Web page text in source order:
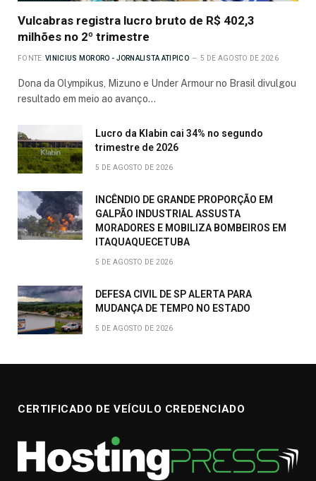
Vulcabras registra lucro bruto de R$ 402,3
milhões no 2º trimestre
FONTE: VINICIUS MORORO - JORNALISTA ATIPICO 5 DE AGOSTO DE 2026
Dona da Olympikus, Mizuno e Under Armour no Brasil divulgou
resultado em meio ao avanço…
Lucro da Klabin cai 34% no segundo
trimestre de 2026
5 DE AGOSTO DE 2026
INCÊNDIO DE GRANDE PROPORÇÃO EM
GALPÃO INDUSTRIAL ASSUSTA
MORADORES E MOBILIZA BOMBEIROS EM
ITAQUAQUECETUBA
5 DE AGOSTO DE 2026
DEFESA CIVIL DE SP ALERTA PARA
MUDANÇA DE TEMPO NO ESTADO
5 DE AGOSTO DE 2026
CERTIFICADO DE VEÍCULO CREDENCIADO